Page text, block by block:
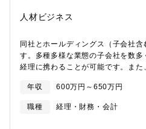
人材ビジネス
同社とホールディングス（子会社
す。多種多様な業態の子会社を数
経理に携わることが可能です。ま
内容」■伝票起票■現金出納 ■経費
体、子会社の月次・四半期・年次
には、ホールディングスの連結決
ます。★業務スキルや意欲に応じ
年収 600万円～650万円
職種
経理・財務・会計